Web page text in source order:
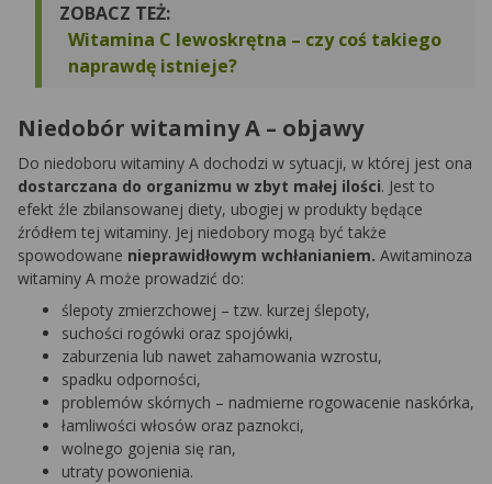
ZOBACZ TEŻ:
Witamina C lewoskrętna – czy coś takiego
naprawdę istnieje?
Niedobór witaminy A – objawy
Do niedoboru witaminy A dochodzi w sytuacji, w której jest ona
dostarczana do organizmu w zbyt małej ilości. Jest to
efekt źle zbilansowanej diety, ubogiej w produkty będące
źródłem tej witaminy. Jej niedobory mogą być także
spowodowane nieprawidłowym wchłanianiem. Awitaminoza
witaminy A może prowadzić do:
ślepoty zmierzchowej – tzw. kurzej ślepoty,
suchości rogówki oraz spojówki,
zaburzenia lub nawet zahamowania wzrostu,
spadku odporności,
problemów skórnych – nadmierne rogowacenie naskórka,
łamliwości włosów oraz paznokci,
wolnego gojenia się ran,
utraty powonienia.